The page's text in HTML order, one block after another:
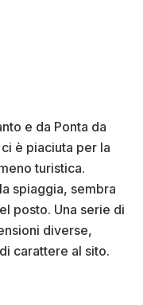
e da Ponta da
è piaciuta per la
turistica.
spiaggia, sembra
posto. Una serie di
diverse,
carattere al sito.